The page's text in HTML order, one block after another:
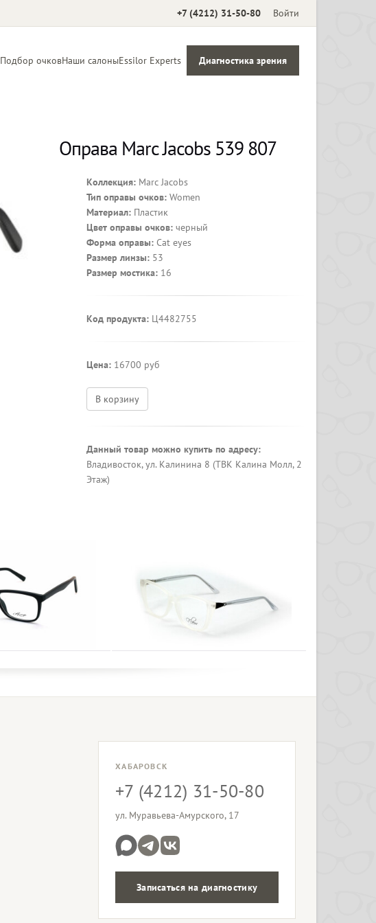
+7 (4212) 31-50-80 Войти
Подбор очковНаши салоныEssilor Experts Диагностика зрения
Оправа Marc Jacobs 539 807
Коллекция: Marc Jacobs
Тип оправы очков: Women
Материал: Пластик
Цвет оправы очков: черный
Форма оправы: Cat eyes
Размер линзы: 53
Размер мостика: 16
Код продукта: Ц4482755
Цена: 16700 руб
В корзину
Данный товар можно купить по адресу:
Владивосток, ул. Калинина 8 (ТВК Калина Молл, 2
Этаж)
ХАБАРОВСК
+7 (4212) 31-50-80
ул. Муравьева-Амурского, 17
Записаться на диагностику